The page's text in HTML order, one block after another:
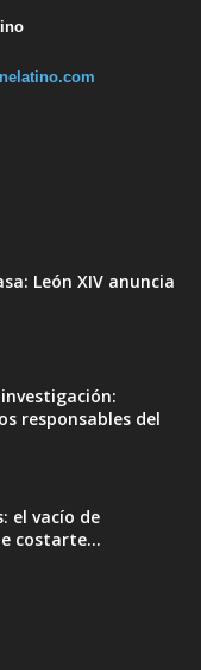
León XIV anuncia
responsables del
el vacío de
costarte...